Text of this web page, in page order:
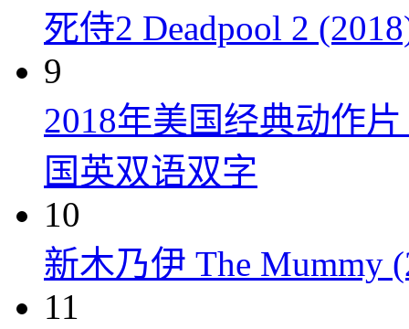
死侍2 Deadpool 2
9
2018年美国经典动作
国英双语双字
10
新木乃伊 The Mummy
11